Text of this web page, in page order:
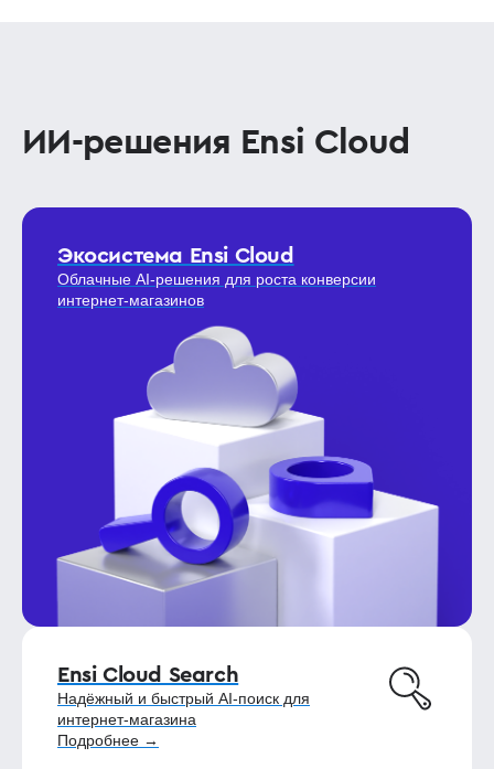
ИИ-решения Ensi Cloud
Экосистема Ensi Cloud
Облачные AI-решения для роста конверсии
интернет-магазинов
Ensi Cloud Search
Надёжный и быстрый AI-поиск для
интернет-магазина
Подробнее →